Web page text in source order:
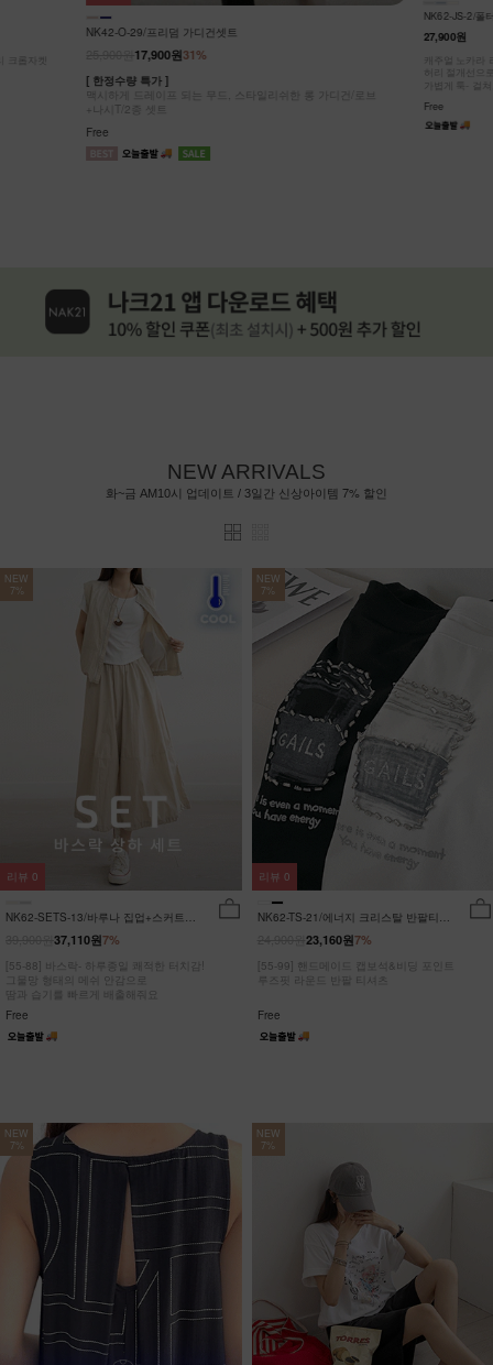
크롭자켓
NK42-O-29/프리덤 가디건셋트
31%
17,900원
[ 한정수량 특가 ]
맥시하게 드레이프 되는 무드, 스타일리쉬한 롱 가디건/로브
+나시T/2종 셋트
Free
NK62-JS-2/폴
27,900원
캐주얼 노카라
가볍게 툭- 걸
Free
NEW ARRIVALS
화~금 AM10시 업데이트 / 3일간 신상아이템 7% 할인
NEW
7%
NK62-SETS-13/바루나 집업+스커트
7%
37,110원
[55-88] 바스락- 하루종일 쾌적한 터치감!
그물망 형태의 메쉬 안감으로
땀과 습기를 빠르게 배출해줘요
Free
리뷰 0
NEW
7%
NK62-TS-21/에너지 크리스탈 반팔티
7%
23,160원
[55-99] 핸드메이드 캡보석&비딩 포인트
루즈핏 라운드 반팔 티셔츠
Free
리뷰 0
NEW
7%
NEW
7%